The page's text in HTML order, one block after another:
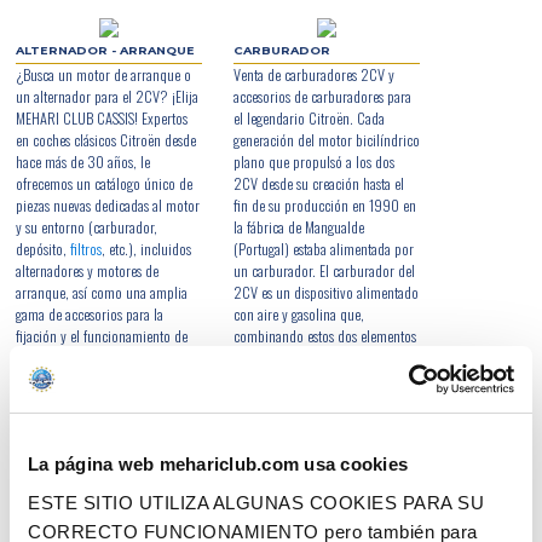
La página web mehariclub.com usa cookies
ESTE SITIO UTILIZA ALGUNAS COOKIES PARA SU
CORRECTO FUNCIONAMIENTO pero también para
perpetúa la tradición Citroën reacondicionando por completo cientos de motores
bicilíndricos al año. Es uno de los símbolos del saber hacer único de nuestros
equipos de restauración, que se ha visto coronado por la certificación de nuestra
empresa como Empresa Patrimonio Vivo en 2019. Estos motores "nuevos" están
garantizados durante 6 meses con posibilidad de ampliar la garantía a 24 meses
y todos llevan su número original en la placa remachada directamente en el
bloque, cerca del motor de arranque. Se comercializan como intercambio
estándar: es decir, hay que entregar un motor usado al 2CV Mehari Club Cassis a
cambio de un motor nuevo. Se cobra un depósito en el momento del pedido,
que se reembolsa íntegramente a la recepción del motor viejo.
La segunda alternativa a la compra de un motor reconstruido consiste en
realizar uno mismo la renovación de su motor bicilíndrico. Este trabajo requiere
cierta experiencia e incluso herramientas y equipos específicos. Para llevar a
cabo su proyecto de renovación, encontrará en esta sección una selección
inigualable de piezas de recambio nuevas o renovadas para restaurar o reparar
su motor 2CV.
ALTERNADOR - ARRANQUE
¿Busca un motor de arranque o
un alternador para el 2CV? ¡Elija
MEHARI CLUB CASSIS! Expertos
en coches clásicos Citroën desde
hace más de 30 años, le
ofrecemos un catálogo único de
piezas nuevas dedicadas al motor
y su entorno (carburador,
depósito, filtros, etc.), incluidos
alternadores y motores de
arranque, así como una amplia
gama de accesorios para la
fijación y el funcionamiento de
arranque, tiradores de arranque,
más.
CARBURADOR
Venta de carburadores 2CV y
accesorios de carburadores para
el legendario Citroën. Cada
generación del motor bicilíndrico
plano que propulsó a los dos
2CV desde su creación hasta el
fin de su producción en 1990 en
la fábrica de Mangualde
(Portugal) estaba alimentada por
un carburador. El carburador del
2CV es un dispositivo alimentado
con aire y gasolina que,
combinando estos dos elementos
equilibrio de la combinación
carburador provoca su mal
funcionamiento e interfiere, en